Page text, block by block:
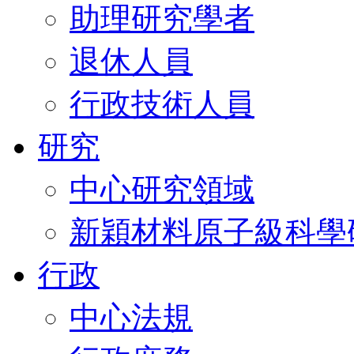
助理研究學者
退休人員
行政技術人員
研究
中心研究領域
新穎材料原子級科
行政
中心法規